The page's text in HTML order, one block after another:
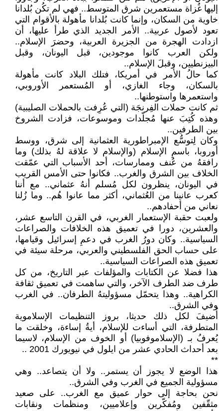
إليها غُزاة مستعمرين شرق المتوسط.. فهي لم تكُن بُلدانا
خاوية من السكان، وإنما كانت بُلدانا مأهولة بالأقوام التي
تعود لأصول عربية.. الأمر الجديد الذي طرأ عليها، أن
ازدادت الهجرة من الجزيرة العربية، وحضرَ الإسلام..
ولكن العرب كانوا موجودين، قبل اليونان، وقبل
البيزنطيين، وقبلَ الإسلام..
كما حالُ الأمر في أمريكا، فتلك البلاد كانت مأهولة
بالسكان، وجاء الغازي، أو المُستعمر الأوروبي،
واستعمرها واستوطنها..
ثم كانت حملات الفِرنجَة (التي عُرِفت بالحملات الصليبية)
وهذه كُتِبَ عنها مُجلّدات وموسوعات، فزادت الشروخ
بين الطرفين..
وكان لِتوسُّع الإمبراطورية العثمانية إلى شرق، ووسط
أوروبا، باسمِ الإسلام (والإسلام لا علاقة لهُ بذلك) وما
رافقهُ من عُنف وممارسات، أحد الأسباب التي عمّقت
الخلاف بين الشرق والغرب.. فكانوا حتى الأمس القريب
في اليونان، ينظرون لكل مُسلم أنهُ عثماني.. مع أننا
كعرب عانينا من العُثماني، أكثر مما عانوا هُم.. وما زُلنا
نعاني من أحفادهم..
ولعبت حقبة الإستعمار الغربي، في القرن التاسع عشر،
والعشرين، دورا في تعميق هذه الخلافات والصراعات
السياسية.. وكان دورُ الغرب في دعمِ إسرائيل وقيامها،
على حساب الحق الفلسطيني والعربي، مرحلة سيئة في
تعميق هذه الصراعات السياسية..
هذا فضلا عن الكتابات والمؤلفات عبر التاريخ، من كل
طرف ضد الطرف الآخر، والتي ساهمت في تعميق ثقافة
الكراهية.. وهذا يتحمّل مسؤوليتهُ الطرفان.. في الغرب
وفي الشرق..
أُضيفَ لكل ذلك حديثا، بروز التنظيمات الإسلاموية
المتطرفة، التي أساءت للإسلام، أيةُ إساءة، وخلقت ما
يُعرفُ بـ (الإسلاموفوبيا) أو الخوف من الإسلام، لاسيما
بعد أحداث الحادي عشر من ايلول في نيويورك 2001 ..
**
هذا الوضع لا يجوز أن يستمر.. ولا أن يتصاعد.. وهي
مسؤولية الجميع في الغرب وفي الشرق..
نحن بحاجة إلى حوار عميق مع الغرب.. على صعيد
مثقّفين ومُفكّرين وإعلاميين، ومنظمات ونقابات